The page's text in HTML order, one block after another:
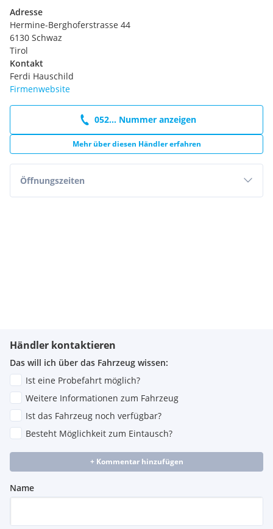
Adresse
Hermine-Berghoferstrasse 44
6130 Schwaz
Tirol
Kontakt
Ferdi Hauschild
Firmenwebsite
052... Nummer anzeigen
Mehr über diesen Händler erfahren
Öffnungszeiten
Händler kontaktieren
Das will ich über das Fahrzeug wissen:
Ist eine Probefahrt möglich?
Weitere Informationen zum Fahrzeug
Ist das Fahrzeug noch verfügbar?
Besteht Möglichkeit zum Eintausch?
+ Kommentar hinzufügen
Name